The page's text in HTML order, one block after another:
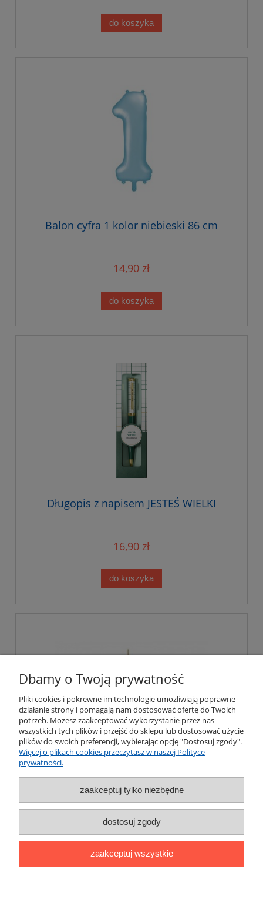
do koszyka
Balon cyfra 1 kolor niebieski 86 cm
14,90 zł
do koszyka
Długopis z napisem JESTEŚ WIELKI
16,90 zł
do koszyka
Świeczka na tort cyferka niebieka ze
złotą koroną 3
6,90 zł
do koszyka
Dbamy o Twoją prywatność
Pliki cookies i pokrewne im technologie umożliwiają poprawne
działanie strony i pomagają nam dostosować ofertę do Twoich
potrzeb. Możesz zaakceptować wykorzystanie przez nas
wszystkich tych plików i przejść do sklepu lub dostosować użycie
plików do swoich preferencji, wybierając opcję "Dostosuj zgody".
Więcej o plikach cookies przeczytasz w naszej Polityce
prywatności.
zaakceptuj tylko niezbędne
dostosuj zgody
zaakceptuj wszystkie